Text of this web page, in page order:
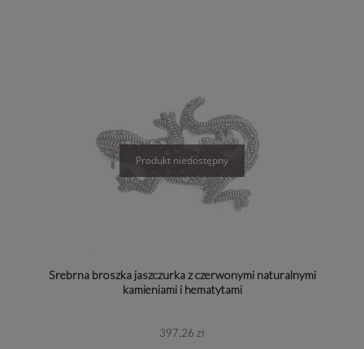
Srebrna broszka jaszczurka z czerwonymi naturalnymi
kamieniami i hematytami
397,26 zł